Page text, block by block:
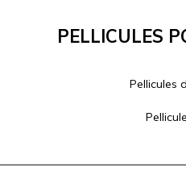
Pellicules
Pellicules